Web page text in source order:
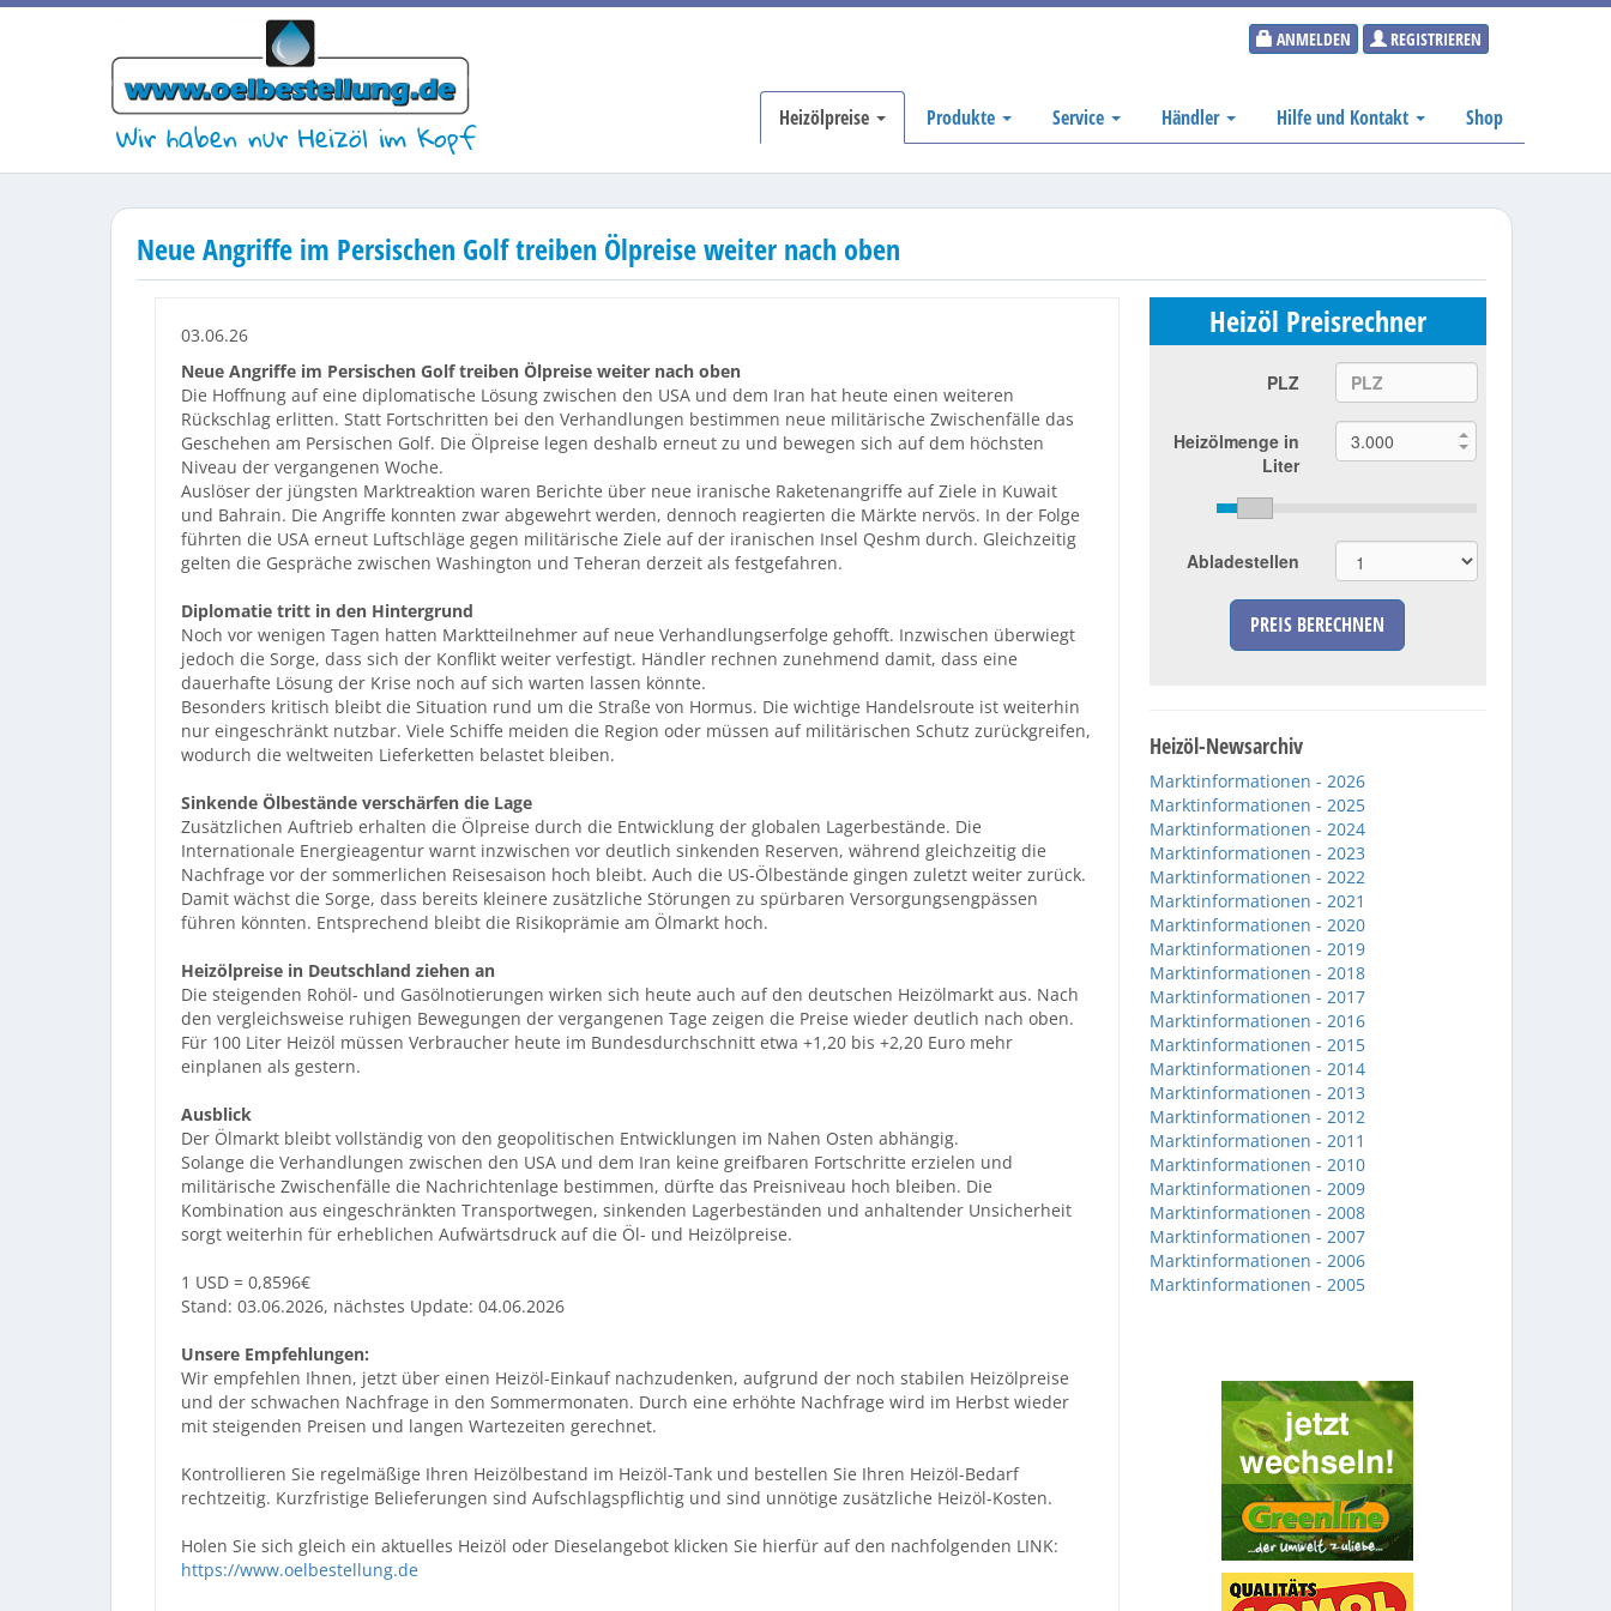
Wir haben nur Heizöl im Kopf
ANMELDEN REGISTRIEREN
Heizölpreise Produkte Service Händler Hilfe und Kontakt Shop
Neue Angriffe im Persischen Golf treiben Ölpreise weiter nach oben
03.06.26
Neue Angriffe im Persischen Golf treiben Ölpreise weiter nach oben
Die Hoffnung auf eine diplomatische Lösung zwischen den USA und dem Iran hat heute einen weiteren
Rückschlag erlitten. Statt Fortschritten bei den Verhandlungen bestimmen neue militärische Zwischenfälle das
Geschehen am Persischen Golf. Die Ölpreise legen deshalb erneut zu und bewegen sich auf dem höchsten
Niveau der vergangenen Woche.
Auslöser der jüngsten Marktreaktion waren Berichte über neue iranische Raketenangriffe auf Ziele in Kuwait
und Bahrain. Die Angriffe konnten zwar abgewehrt werden, dennoch reagierten die Märkte nervös. In der Folge
führten die USA erneut Luftschläge gegen militärische Ziele auf der iranischen Insel Qeshm durch. Gleichzeitig
gelten die Gespräche zwischen Washington und Teheran derzeit als festgefahren.
Diplomatie tritt in den Hintergrund
Noch vor wenigen Tagen hatten Marktteilnehmer auf neue Verhandlungserfolge gehofft. Inzwischen überwiegt
jedoch die Sorge, dass sich der Konflikt weiter verfestigt. Händler rechnen zunehmend damit, dass eine
dauerhafte Lösung der Krise noch auf sich warten lassen könnte.
Besonders kritisch bleibt die Situation rund um die Straße von Hormus. Die wichtige Handelsroute ist weiterhin
nur eingeschränkt nutzbar. Viele Schiffe meiden die Region oder müssen auf militärischen Schutz zurückgreifen,
wodurch die weltweiten Lieferketten belastet bleiben.
Sinkende Ölbestände verschärfen die Lage
Zusätzlichen Auftrieb erhalten die Ölpreise durch die Entwicklung der globalen Lagerbestände. Die
Internationale Energieagentur warnt inzwischen vor deutlich sinkenden Reserven, während gleichzeitig die
Nachfrage vor der sommerlichen Reisesaison hoch bleibt. Auch die US-Ölbestände gingen zuletzt weiter zurück.
Damit wächst die Sorge, dass bereits kleinere zusätzliche Störungen zu spürbaren Versorgungsengpässen
führen könnten. Entsprechend bleibt die Risikoprämie am Ölmarkt hoch.
Heizölpreise in Deutschland ziehen an
Die steigenden Rohöl- und Gasölnotierungen wirken sich heute auch auf den deutschen Heizölmarkt aus. Nach
den vergleichsweise ruhigen Bewegungen der vergangenen Tage zeigen die Preise wieder deutlich nach oben.
Für 100 Liter Heizöl müssen Verbraucher heute im Bundesdurchschnitt etwa +1,20 bis +2,20 Euro mehr
einplanen als gestern.
Ausblick
Der Ölmarkt bleibt vollständig von den geopolitischen Entwicklungen im Nahen Osten abhängig.
Solange die Verhandlungen zwischen den USA und dem Iran keine greifbaren Fortschritte erzielen und
militärische Zwischenfälle die Nachrichtenlage bestimmen, dürfte das Preisniveau hoch bleiben. Die
Kombination aus eingeschränkten Transportwegen, sinkenden Lagerbeständen und anhaltender Unsicherheit
sorgt weiterhin für erheblichen Aufwärtsdruck auf die Öl- und Heizölpreise.
1 USD = 0,8596€
Stand: 03.06.2026, nächstes Update: 04.06.2026
Unsere Empfehlungen:
Wir empfehlen Ihnen, jetzt über einen Heizöl-Einkauf nachzudenken, aufgrund der noch stabilen Heizölpreise
und der schwachen Nachfrage in den Sommermonaten. Durch eine erhöhte Nachfrage wird im Herbst wieder
mit steigenden Preisen und langen Wartezeiten gerechnet.
Kontrollieren Sie regelmäßige Ihren Heizölbestand im Heizöl-Tank und bestellen Sie Ihren Heizöl-Bedarf
rechtzeitig. Kurzfristige Belieferungen sind Aufschlagspflichtig und sind unnötige zusätzliche Heizöl-Kosten.
Holen Sie sich gleich ein aktuelles Heizöl oder Dieselangebot klicken Sie hierfür auf den nachfolgenden LINK:
https://www.oelbestellung.de
Heizöl Preisrechner
PLZ
Heizölmenge in
Liter
Abladestellen
PREIS BERECHNEN
Heizöl-Newsarchiv
Marktinformationen - 2026
Marktinformationen - 2025
Marktinformationen - 2024
Marktinformationen - 2023
Marktinformationen - 2022
Marktinformationen - 2021
Marktinformationen - 2020
Marktinformationen - 2019
Marktinformationen - 2018
Marktinformationen - 2017
Marktinformationen - 2016
Marktinformationen - 2015
Marktinformationen - 2014
Marktinformationen - 2013
Marktinformationen - 2012
Marktinformationen - 2011
Marktinformationen - 2010
Marktinformationen - 2009
Marktinformationen - 2008
Marktinformationen - 2007
Marktinformationen - 2006
Marktinformationen - 2005